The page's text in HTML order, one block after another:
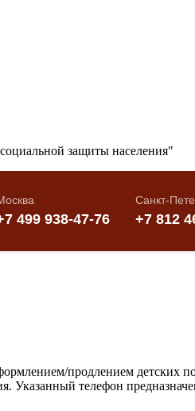
продлением детских
телефон